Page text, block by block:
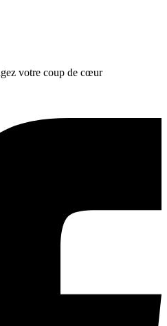
votre coup de cœur